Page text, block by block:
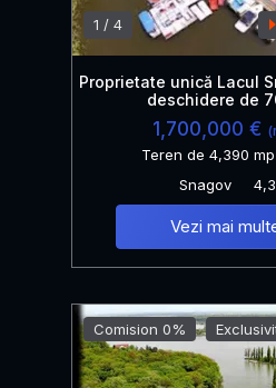
1 / 4
Proprietate unică Lacul
deschidere de
1,700,000 €
Teren de 4,390
Snagov
Vezi mai
Comision 0%